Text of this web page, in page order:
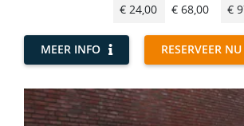
€ 24,00
€ 68,00 €
MEER INFO RESERVEER NU